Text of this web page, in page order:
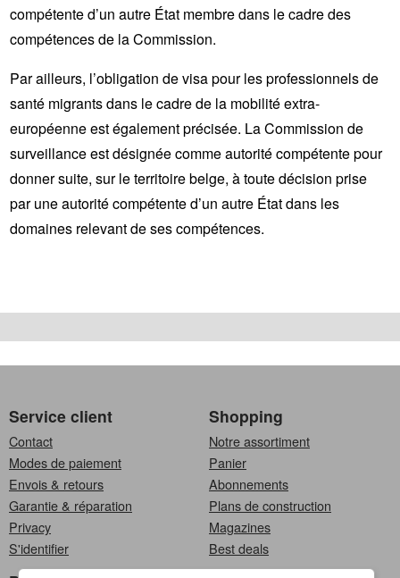
compétente d’un autre État membre dans le cadre des
compétences de la Commission.
Par ailleurs, l’obligation de visa pour les professionnels de
santé migrants dans le cadre de la mobilité extra-
européenne est également précisée. La Commission de
surveillance est désignée comme autorité compétente pour
donner suite, sur le territoire belge, à toute décision prise
par une autorité compétente d’un autre État dans les
domaines relevant de ses compétences.
Service client
Contact
Modes de paiement
Envois & retours
Garantie & réparation
Privacy
S'identifier
Shopping
Notre assortiment
Panier
Abonnements
Plans de construction
Magazines
Best deals